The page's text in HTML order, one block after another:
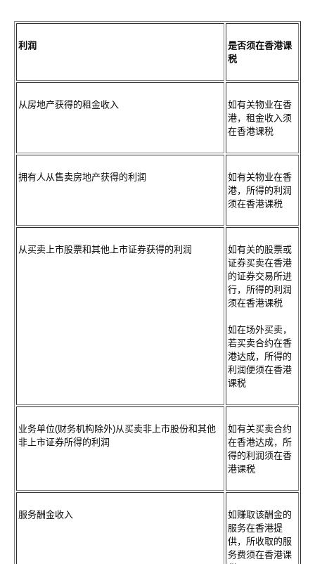
利润
是否须在香港课
税
从房地产获得的租金收入
如有关物业在香
港，租金收入须
在香港课税
拥有人从售卖房地产获得的利润
如有关物业在香
港，所得的利润
须在香港课税
从买卖上市股票和其他上市证券获得的利润
如有关的股票或
证券买卖在香港
的证券交易所进
行，所得的利润
须在香港课税
如在场外买卖，
若买卖合约在香
港达成，所得的
利润便须在香港
课税
业务单位(财务机构除外)从买卖非上市股份和其他
非上市证券所得的利润
如有关买卖合约
在香港达成，所
得的利润须在香
港课税
服务酬金收入
如赚取该酬金的
服务在香港提
供，所收取的服
务费须在香港课